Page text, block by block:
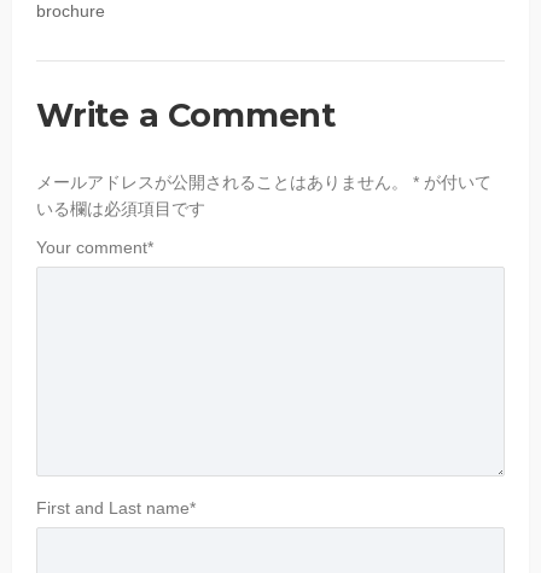
brochure
Write a Comment
メールアドレスが公開されることはありません。 * が付いて
いる欄は必須項目です
Your comment*
First and Last name*